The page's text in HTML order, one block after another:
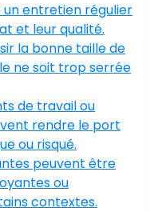
un entretien régulier
et leur qualité.
la bonne taille de
ne soit trop serrée
de travail ou
rendre le port
ou risqué.
peuvent être
ou
contextes.